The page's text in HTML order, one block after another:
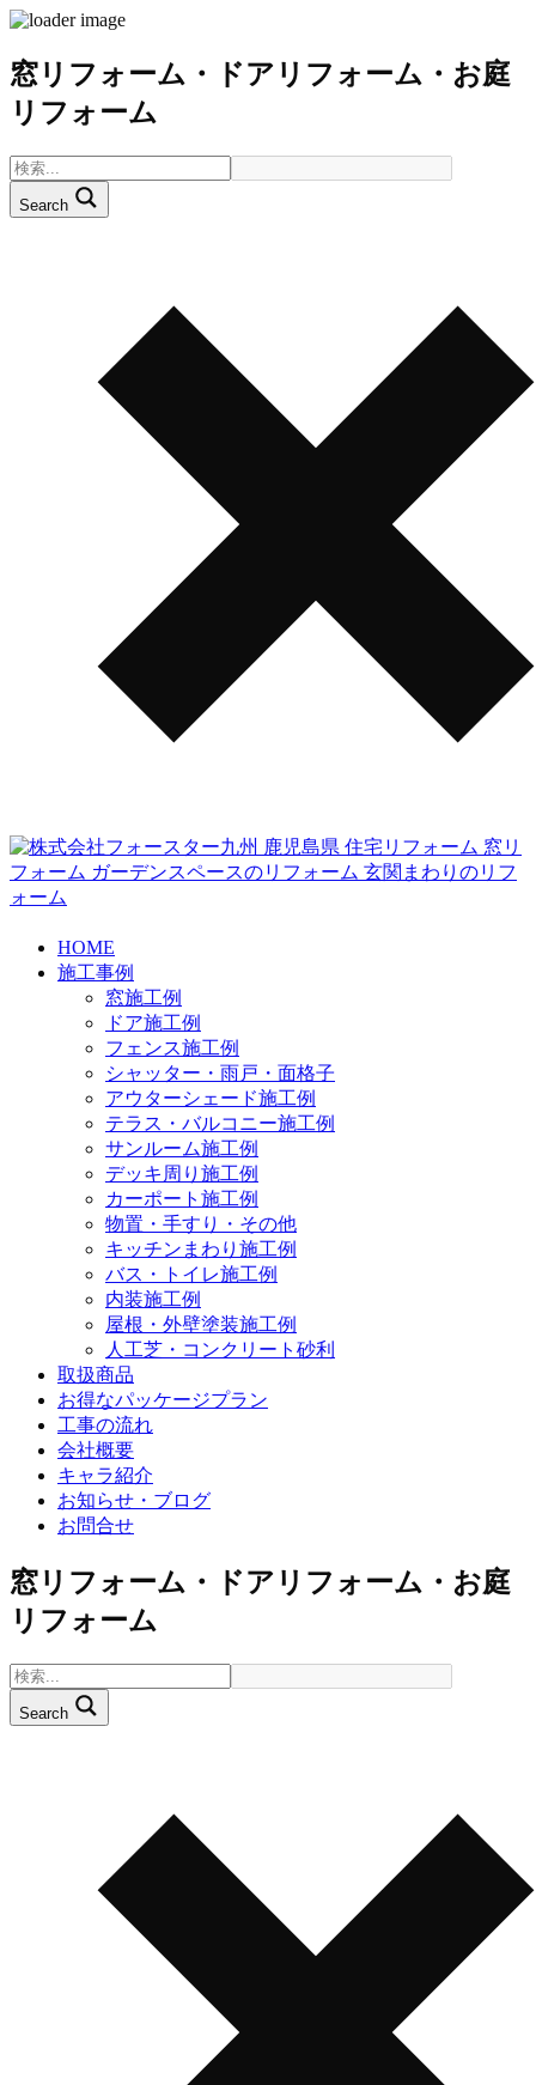
窓リフォーム・ドアリフォーム・お庭
リフォーム
Search
HOME
施工事例
窓施工例
ドア施工例
フェンス施工例
シャッター・雨戸・面格子
アウターシェード施工例
テラス・バルコニー施工例
サンルーム施工例
デッキ周り施工例
カーポート施工例
物置・手すり・その他
キッチンまわり施工例
バス・トイレ施工例
内装施工例
屋根・外壁塗装施工例
人工芝・コンクリート砂利
取扱商品
お得なパッケージプラン
工事の流れ
会社概要
キャラ紹介
お知らせ・ブログ
お問合せ
窓リフォーム・ドアリフォーム・お庭
リフォーム
Search